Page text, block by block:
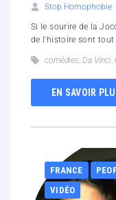
Stop Homophobie
Si le sourire de la
de l'histoire sont tout
comédies, Da Vinci,
EN SAVOIR
FRANCE
VIDÉO